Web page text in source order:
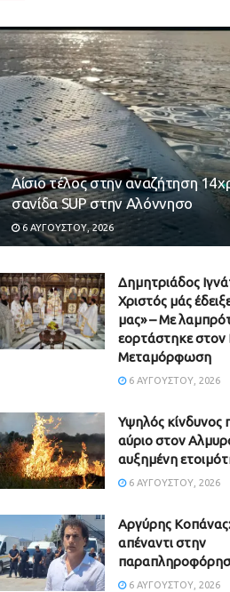
Αίσιο τέλος στην αναζήτηση
σανίδα SUP στην Αλόννησο
6 ΑΥΓΟΎΣΤΟΥ, 2026
Δημητριάδος
Χριστός μάς
μας» – Με
εορτάστηκε στον
Μεταμόρφωση
6 ΑΥΓΟΎΣΤΟΥ, 2026
Υψηλός κίνδυνος
αύριο στον
αυξημένη
6 ΑΥΓΟΎΣΤΟΥ, 2026
Aργύρης Κοπάνας:
απέναντι στην
6 ΑΥΓΟΎΣΤΟΥ, 2026